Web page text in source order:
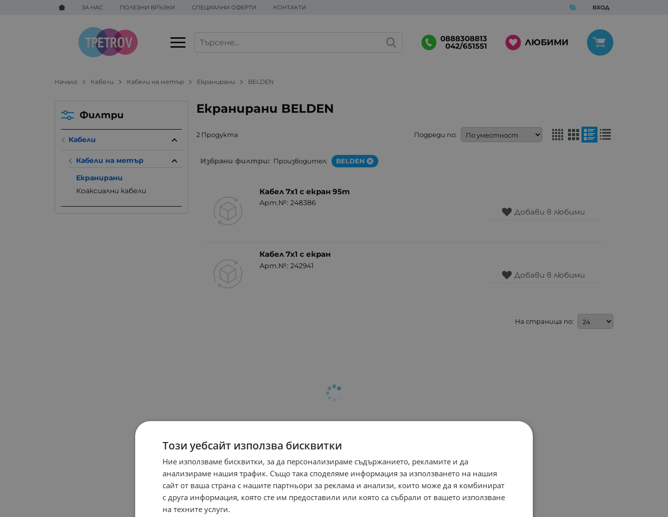
ЗА НАС ПОЛЕЗНИ ВРЪЗКИ СПЕЦИАЛНИ ОФЕРТИ КОНТАКТИ ВХОД
0888308813
042/651551 ЛЮБИМИ
Начало Кабели Кабели на метър Екранирани BELDEN
Екранирани BELDEN
2 Продукта Подреди по:
Избрани филтри: Производител: BELDEN
Кабел 7x1 с екран 95m
Арт.№: 248386
Добави в любими
Кабел 7x1 с екран
Арт.№: 242941
Добави в любими
На страница по:
Филтри
Кабели
Кабели на метър
Екранирани
Коаксиални кабели
Този уебсайт използва бисквитки
Ние използваме бисквитки, за да персонализираме съдържанието, рекламите и да
анализираме нашия трафик. Също така споделяме информация за използването на нашия
сайт от ваша страна с нашите партньори за реклама и анализи, които може да я комбинират
с друга информация, която сте им предоставили или която са събрали от вашето използване
на техните услуги.